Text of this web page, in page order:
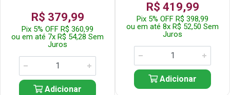
R$ 379,99
Pix 5% OFF R$ 360,99
ou em até 7x R$ 54,28 Sem
Juros
Adicionar
R$ 419,99
Pix 5% OFF R$ 398,99
ou em até 8x R$ 52,50 Sem
Juros
Adicionar